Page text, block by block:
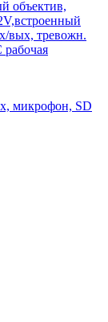
объектив,
вых, тревожн.
микрофон, SD